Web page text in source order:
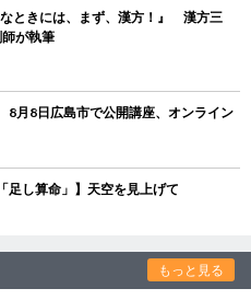
ときには、まず、漢方！』 漢方三
が執筆
月8日広島市で公開講座、オンライン
足し算命」】天空を見上げて
もっと見る